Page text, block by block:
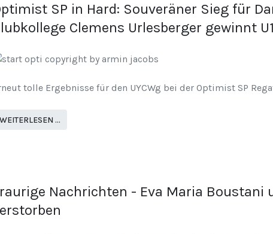
SP in Hard: Souveräner Sieg für
Clemens Urlesberger gewinnt
tolle Ergebnisse für den UYCWg bei der Optimist SP
…
Nachrichten - Eva Maria Boustani